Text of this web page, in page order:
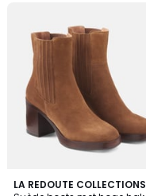
LA REDOUTE COLLECTIONS